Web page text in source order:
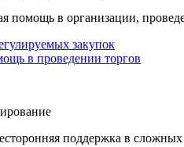
помощь в организации,
закупок
в проведении торгов
поддержка в